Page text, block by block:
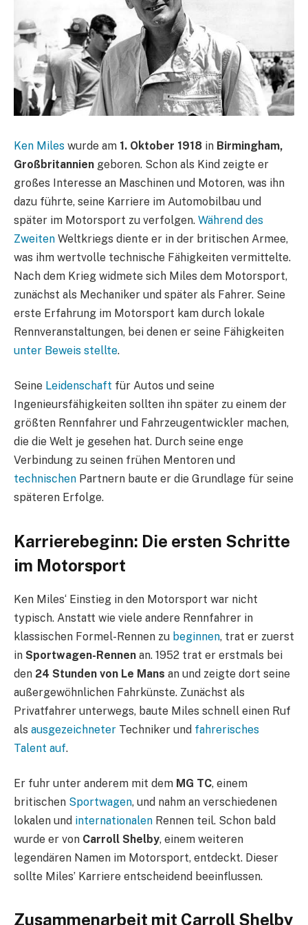
Ken Miles wurde am 1. Oktober 1918 in Birmingham,
Großbritannien geboren. Schon als Kind zeigte er
großes Interesse an Maschinen und Motoren, was ihn
dazu führte, seine Karriere im Automobilbau und
später im Motorsport zu verfolgen. Während des
Zweiten Weltkriegs diente er in der britischen Armee,
was ihm wertvolle technische Fähigkeiten vermittelte.
Nach dem Krieg widmete sich Miles dem Motorsport,
zunächst als Mechaniker und später als Fahrer. Seine
erste Erfahrung im Motorsport kam durch lokale
Rennveranstaltungen, bei denen er seine Fähigkeiten
unter Beweis stellte.
Seine Leidenschaft für Autos und seine
Ingenieursfähigkeiten sollten ihn später zu einem der
größten Rennfahrer und Fahrzeugentwickler machen,
die die Welt je gesehen hat. Durch seine enge
Verbindung zu seinen frühen Mentoren und
technischen Partnern baute er die Grundlage für seine
späteren Erfolge.
Karrierebeginn: Die ersten Schritte
im Motorsport
Ken Miles‘ Einstieg in den Motorsport war nicht
typisch. Anstatt wie viele andere Rennfahrer in
klassischen Formel-Rennen zu beginnen, trat er zuerst
in Sportwagen-Rennen an. 1952 trat er erstmals bei
den 24 Stunden von Le Mans an und zeigte dort seine
außergewöhnlichen Fahrkünste. Zunächst als
Privatfahrer unterwegs, baute Miles schnell einen Ruf
als ausgezeichneter Techniker und fahrerisches
Talent auf.
Er fuhr unter anderem mit dem MG TC, einem
britischen Sportwagen, und nahm an verschiedenen
lokalen und internationalen Rennen teil. Schon bald
wurde er von Carroll Shelby, einem weiteren
legendären Namen im Motorsport, entdeckt. Dieser
sollte Miles’ Karriere entscheidend beeinflussen.
Zusammenarbeit mit Carroll Shelby